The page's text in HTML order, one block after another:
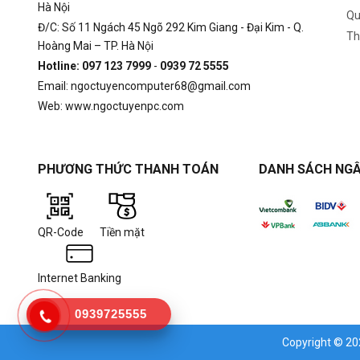
Hà Nội
Đ/C: Số 11 Ngách 45 Ngõ 292 Kim Giang - Đại Kim - Q.
Hoàng Mai – TP. Hà Nội
Hotline: 097 123 7999 - 0939 72 5555
Email: ngoctuyencomputer68@gmail.com
Web: www.ngoctuyenpc.com
PHƯƠNG THỨC THANH TOÁN
QR-Code Tiền mặt
Internet Banking
DANH SÁCH
Copyright ©
0939725555